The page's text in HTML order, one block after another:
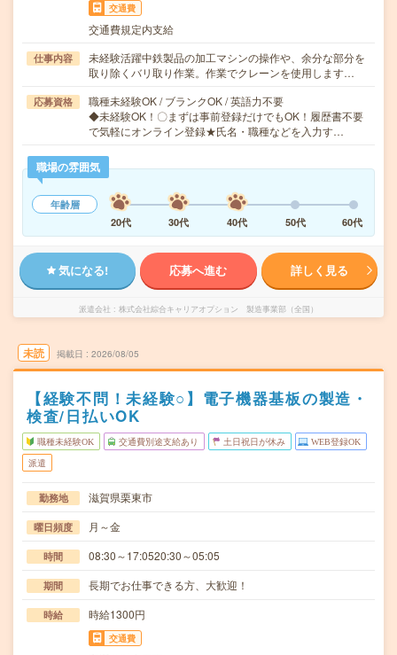
交通費
交通費規定内支給
仕事内容
未経験活躍中鉄製品の加工マシンの操作や、余分な部分を
取り除くバリ取り作業。作業でクレーンを使用します…
応募資格
職種未経験OK / ブランクOK / 英語力不要
◆未経験OK！〇まずは事前登録だけでもOK！履歴書不要
で気軽にオンライン登録★氏名・職種などを入力す…
職場の雰囲気
年齢層
20代
30代 40代 50代 60代
気になる! 応募へ進む 詳しく見る
派遣会社 株式会社綜合キャリアオプション 製造事業部（全国）
未読 掲載日 2026/08/05
【経験不問！未経験○】電子機器基板の製造・
検査/日払いOK
職種未経験OK 交通費別途支給あり 土日祝日が休み WEB登録OK
派遣
勤務地 滋賀県栗東市
曜日頻度 月～金
時間 08:30～17:0520:30～05:05
期間 長期でお仕事できる方、大歓迎！
時給 時給1300円
交通費